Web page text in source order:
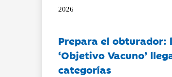
2026
Prepara el obturador:
‘Objetivo Vacuno’
categorías